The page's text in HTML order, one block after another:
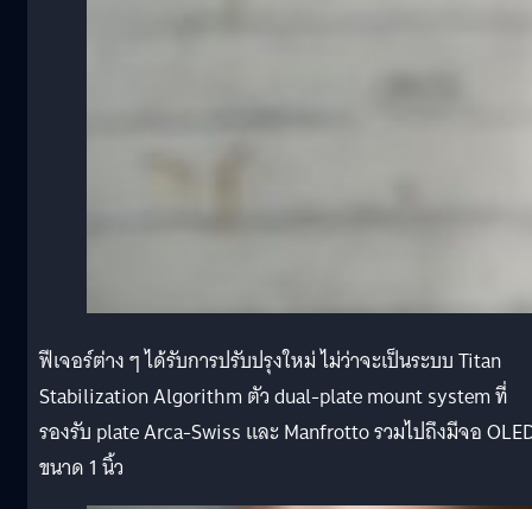
ฟีเจอร์ต่าง ๆ ได้รับการปรับปรุงใหม่ ไม่ว่าจะเป็นระบบ Titan
Stabilization Algorithm ตัว dual-plate mount system ที่
รองรับ plate Arca-Swiss และ Manfrotto รวมไปถึงมีจอ
ขนาด 1 นิ้ว